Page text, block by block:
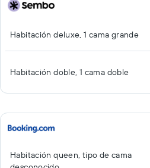
Habitación deluxe, 1 cama grande
Habitación doble, 1 cama doble
Habitación queen, tipo de cama